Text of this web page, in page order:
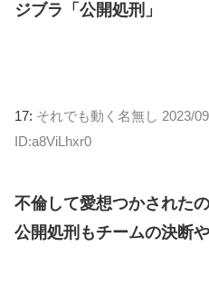
ジブラ「公開処刑」
17: それでも動く名無し 2023/
ID:a8ViLhxr0
不倫して愛想つかされた
公開処刑もチームの決断